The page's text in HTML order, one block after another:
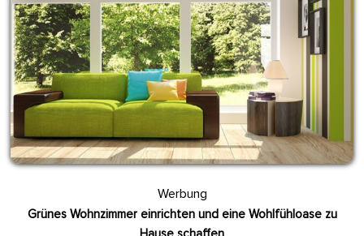
Werbung
Grünes Wohnzimmer einrichten und eine Wohlfühloase zu